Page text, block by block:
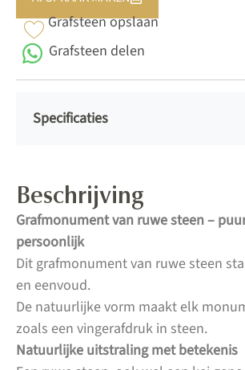
Grafsteen opslaan
Grafsteen delen
Specificaties
Beschrijving
Grafmonument van ruwe steen –
persoonlijk
Dit grafmonument van ruwe steen
en eenvoud.
De natuurlijke vorm maakt elk
zoals een vingerafdruk in steen.
Natuurlijke uitstraling met betekenis